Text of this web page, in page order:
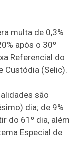
multa de 0,3%
após o 30º
Referencial do
Custódia (Selic).
são
dia; de 9%
do 61º dia, além
Especial de